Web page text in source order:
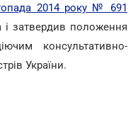
2014 року № 691
і затвердив положення
консультативно-
України.